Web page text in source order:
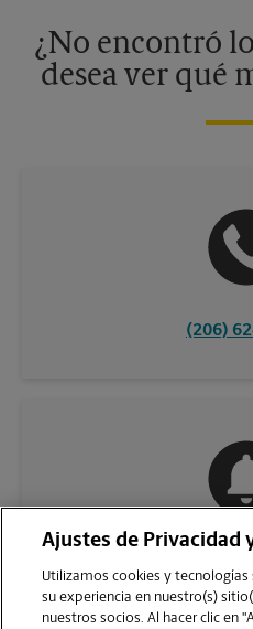
¿No encontró
desea ver qué
(206)
Ajustes de Privacidad
Utilizamos cookies y
su experiencia en nuestro(s)
nuestros socios. Al hacer clic en